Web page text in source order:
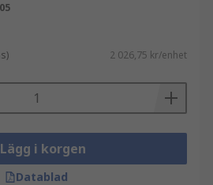
2 026,75 kr/enhet
Lägg i korgen
Datablad